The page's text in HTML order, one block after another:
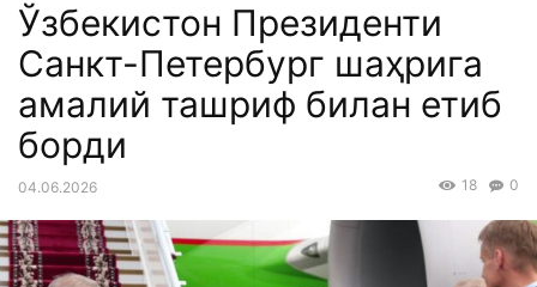
Ўзбекистон Президенти
Санкт-Петербург шаҳрига
амалий ташриф билан етиб
борди
04.06.2026 0
18